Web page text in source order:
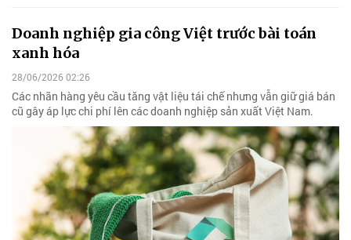
Doanh nghiệp gia công Việt trước bài toán
xanh hóa
28/06/2026 02:26
Các nhãn hàng yêu cầu tăng vật liệu tái chế nhưng vẫn giữ giá bán
cũ gây áp lực chi phí lên các doanh nghiệp sản xuất Việt Nam.